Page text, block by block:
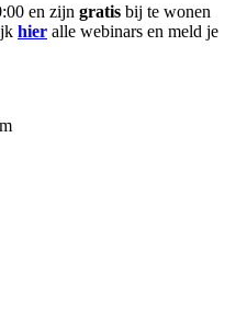
en zijn gratis bij te wonen
hier alle webinars en meld je